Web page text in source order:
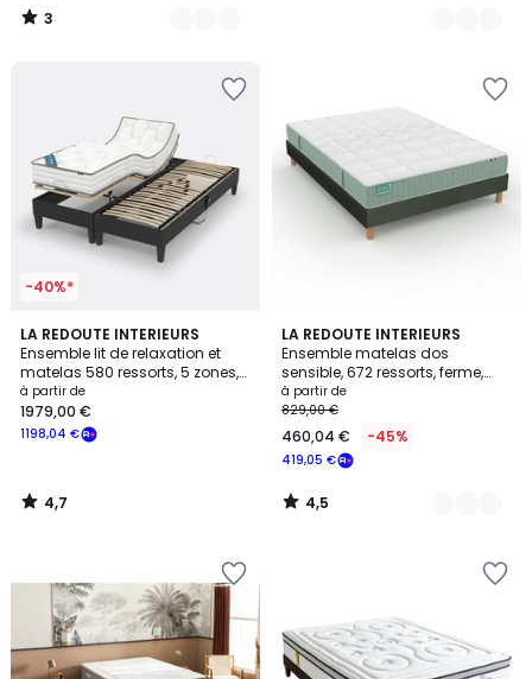
3
/
-40%*
LA REDOUTE INTERIEURS
Ensemble lit de relaxation et
matelas 580 ressorts, 5 zones,
soutien ferme
à partir de
1198,04 €
1979,00 €
4,7
/ 5
4,7
/
LA REDOUTE INTERIEURS
Ensemble matelas dos
sensible, 672 ressorts, ferme,
accueil moelleux et sommier
à partir de
419,05 €
829,00 €
460,04 € -45%
4,5
/ 5
2
Couleurs
4,5
/